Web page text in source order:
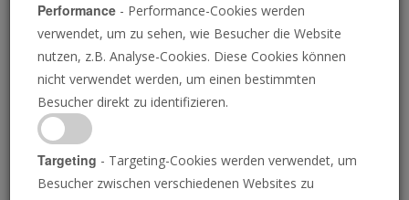
ANN RONAN PICTURES/PRINT COLLECTOR/GETTY IMAGES
Performance - Performance-Cookies werden
verwendet, um zu sehen, wie Besucher die Website
nutzen, z.B. Analyse-Cookies. Diese Cookies können
nicht verwendet werden, um einen bestimmten
Besucher direkt zu identifizieren.
Targeting - Targeting-Cookies werden verwendet, um
Besucher zwischen verschiedenen Websites zu